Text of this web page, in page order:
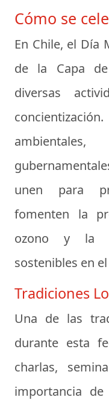
Cómo se
En Chile, el Día
de la Capa
diversas
unen para
fomenten la
ozono y la
sostenibles en
Tradiciones
Una de las
durante esta
charlas,
importancia